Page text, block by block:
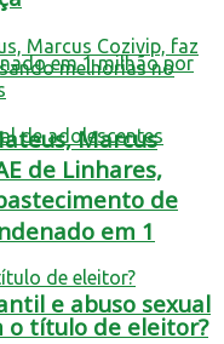
em 1
e abuso sexual
Marcus
de Linhares,
de
o título de eleitor?